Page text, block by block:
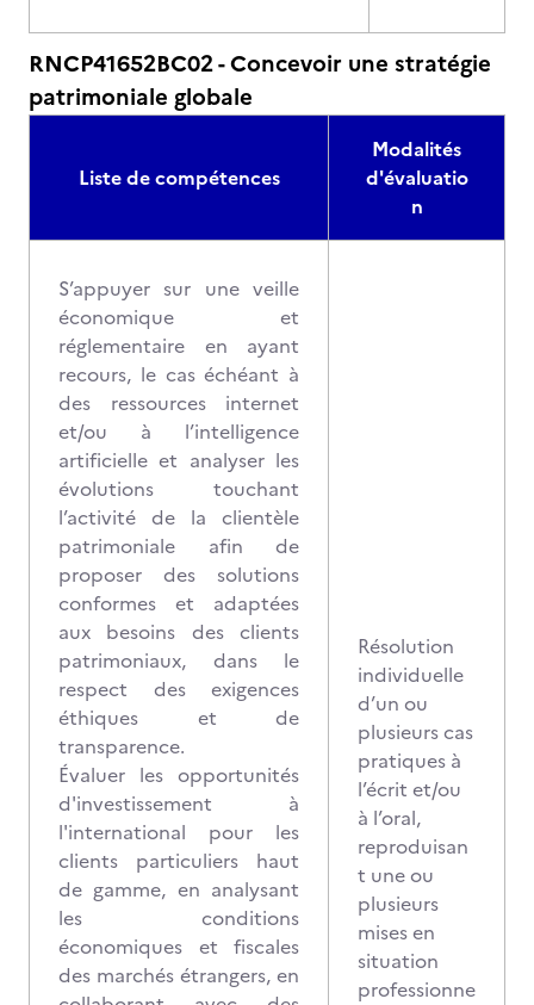
RNCP41652BC02 - Concevoir une stratégie
patrimoniale globale
Liste de compétences
Modalités
d'évaluatio
n
S’appuyer sur une veille
économique et
réglementaire en ayant
recours, le cas échéant à
des ressources internet
et/ou à l’intelligence
artificielle et analyser les
évolutions touchant
l’activité de la clientèle
patrimoniale afin de
proposer des solutions
conformes et adaptées
aux besoins des clients
patrimoniaux, dans le
respect des exigences
éthiques et de
transparence.
Évaluer les opportunités
d'investissement à
l'international pour les
clients particuliers haut
de gamme, en analysant
les conditions
économiques et fiscales
des marchés étrangers, en
Résolution
individuelle
d’un ou
plusieurs cas
pratiques à
l’écrit et/ou
à l’oral,
reproduisan
t une ou
plusieurs
mises en
situation
professionne